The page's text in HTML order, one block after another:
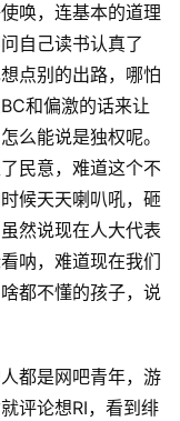
唤，连基本的道理
自己读书认真了
点别的出路，哪怕
和偏激的话来让
么能说是独权呢。
民意，难道这个不
候天天喇叭吼，砸
然说现在人大代表
呐，难道现在我们
都不懂的孩子，说
都是网吧青年，游
评论想RI，看到绯